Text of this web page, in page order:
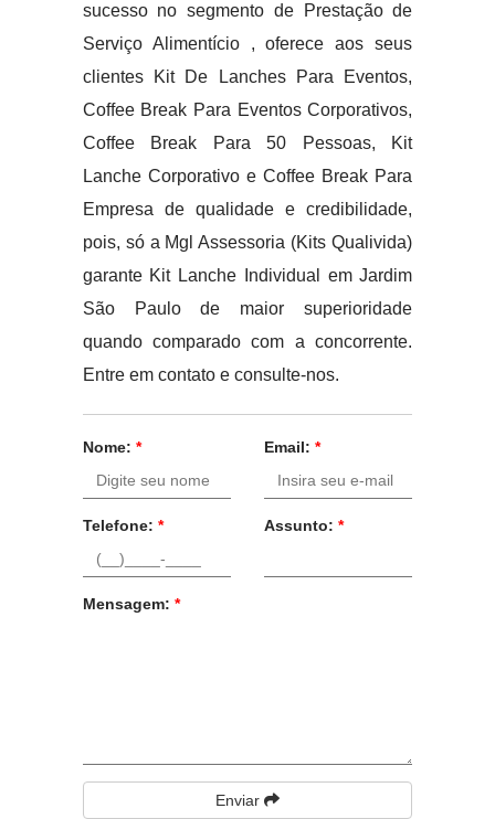
sucesso no segmento de Prestação de
Serviço Alimentício , oferece aos seus
clientes Kit De Lanches Para Eventos,
Coffee Break Para Eventos Corporativos,
Coffee Break Para 50 Pessoas, Kit
Lanche Corporativo e Coffee Break Para
Empresa de qualidade e credibilidade,
pois, só a Mgl Assessoria (Kits Qualivida)
garante Kit Lanche Individual em Jardim
São Paulo de maior superioridade
quando comparado com a concorrente.
Entre em contato e consulte-nos.
Nome: * Email: *
Telefone: * Assunto: *
Mensagem: *
Enviar